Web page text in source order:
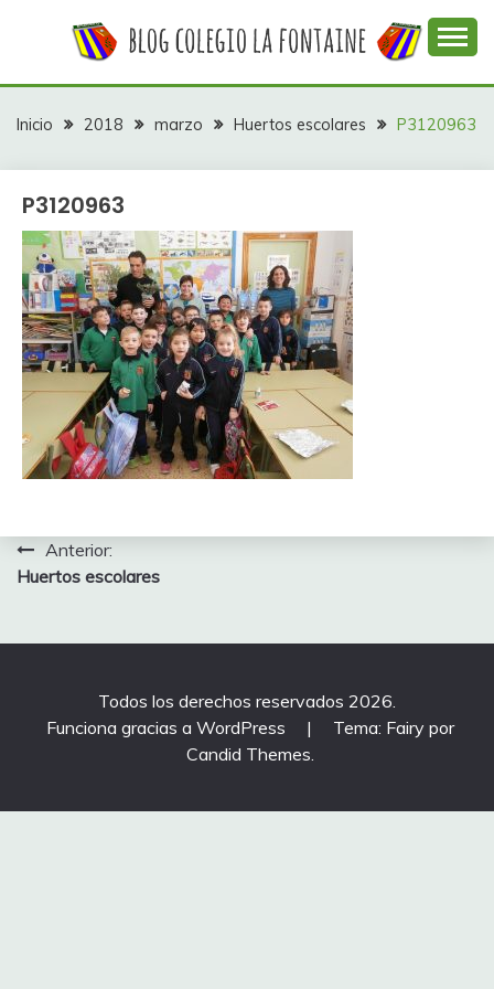
COLEGIO LA
FONTAINE
colegio La Fontaine
Inicio 2018 marzo Huertos escolares P3120963
P3120963
Navegación
de
entradas
Anterior:
Huertos escolares
Todos los derechos reservados 2026.
Funciona gracias a WordPress
|
Tema: Fairy por
Candid Themes